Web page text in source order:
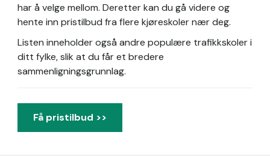
har å velge mellom. Deretter kan du gå videre og
hente inn pristilbud fra flere kjøreskoler nær deg.
Listen inneholder også andre populære trafikkskoler i
ditt fylke, slik at du får et bredere
sammenligningsgrunnlag.
Få pristilbud >>